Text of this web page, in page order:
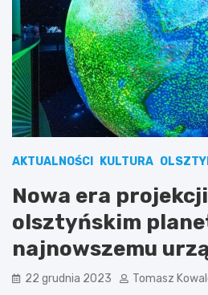
AKTUALNOŚCI KULTURA
Nowa era
olsztyńskim
najnowszemu
22 grudnia 2023 Tomasz